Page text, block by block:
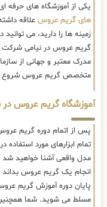
یکی از آموزشگاه های
های گریم عروس علاقه
زمینه ها را دارید، می
گریم عروس در نیامی شرکت
مدرک معتبر و جهانی از
متخصص گریم عروس شروع
آموزشگاه گریم عروس در
پس از اتمام دوره گریم
تمام ابزارهای مورد
مدل واقعی آشنا خواهید
انجام یک گریم عروس
پایان دوره آموزش گریم
مسلط می شوید. شما